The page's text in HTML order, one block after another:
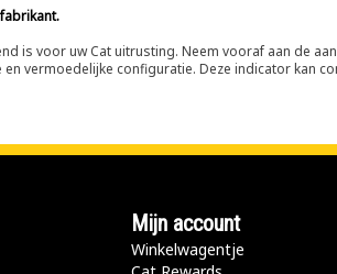
is voor uw Cat uitrusting. Neem vooraf aan de
vermoedelijke configuratie. Deze indicator kan
Mijn account
Winkelwagentje